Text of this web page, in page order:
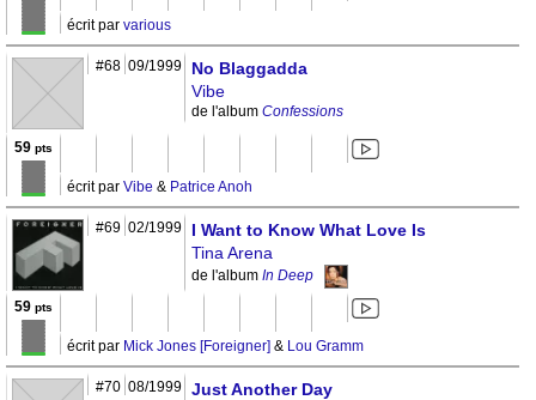
écrit par various
#68 09/1999
No Blaggadda
Vibe
de l'album Confessions
59 pts
écrit par Vibe & Patrice Anoh
#69 02/1999
I Want to Know What Love Is
Tina Arena
de l'album In Deep
59 pts
écrit par Mick Jones [Foreigner] & Lou Gramm
#70 08/1999 Just Another Day